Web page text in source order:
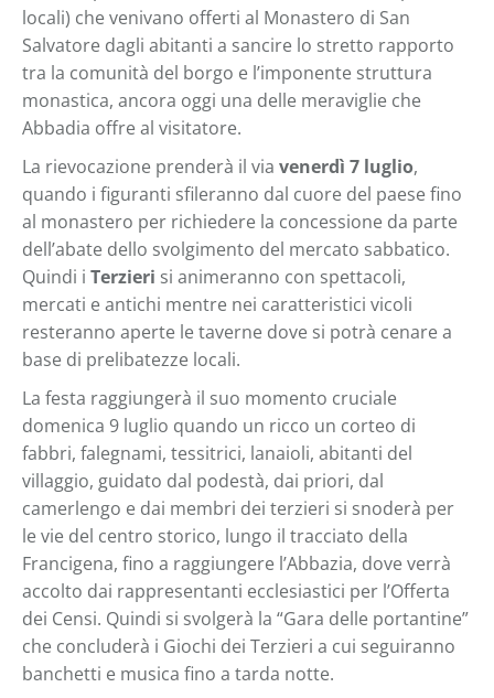
locali) che venivano offerti al Monastero di San
Salvatore dagli abitanti a sancire lo stretto rapporto
tra la comunità del borgo e l’imponente struttura
monastica, ancora oggi una delle meraviglie che
Abbadia offre al visitatore.
La rievocazione prenderà il via venerdì 7 luglio,
quando i figuranti sfileranno dal cuore del paese fino
al monastero per richiedere la concessione da parte
dell’abate dello svolgimento del mercato sabbatico.
Quindi i Terzieri si animeranno con spettacoli,
mercati e antichi mentre nei caratteristici vicoli
resteranno aperte le taverne dove si potrà cenare a
base di prelibatezze locali.
La festa raggiungerà il suo momento cruciale
domenica 9 luglio quando un ricco un corteo di
fabbri, falegnami, tessitrici, lanaioli, abitanti del
villaggio, guidato dal podestà, dai priori, dal
camerlengo e dai membri dei terzieri si snoderà per
le vie del centro storico, lungo il tracciato della
Francigena, fino a raggiungere l’Abbazia, dove verrà
accolto dai rappresentanti ecclesiastici per l’Offerta
dei Censi. Quindi si svolgerà la “Gara delle portantine”
che concluderà i Giochi dei Terzieri a cui seguiranno
banchetti e musica fino a tarda notte.